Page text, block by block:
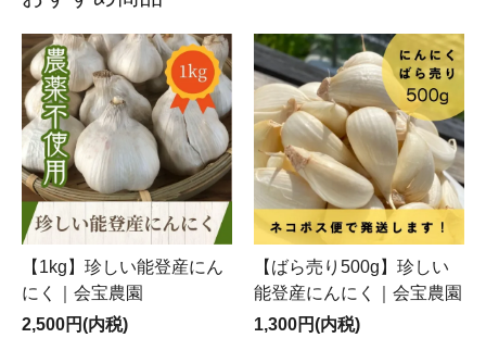
【1kg】珍しい能登産にん
にく｜会宝農園
2,500円(内税)
【ばら売り500g】珍しい
能登産にんにく｜会宝農園
1,300円(内税)